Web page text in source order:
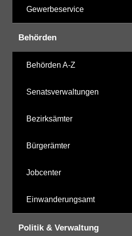
Gewerbeservice
Behörden
Behörden A-Z
Senatsverwaltungen
Bezirksämter
Bürgerämter
Jobcenter
Einwanderungsamt
Politik & Verwaltung